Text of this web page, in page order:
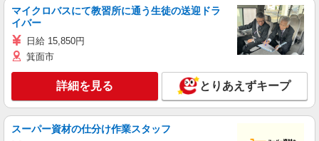
マイクロバスにて教習所に通う生徒の送迎ドラ
イバー
日給 15,850円
箕面市
詳細を見る とりあえずキープ
スーパー資材の仕分け作業スタッフ